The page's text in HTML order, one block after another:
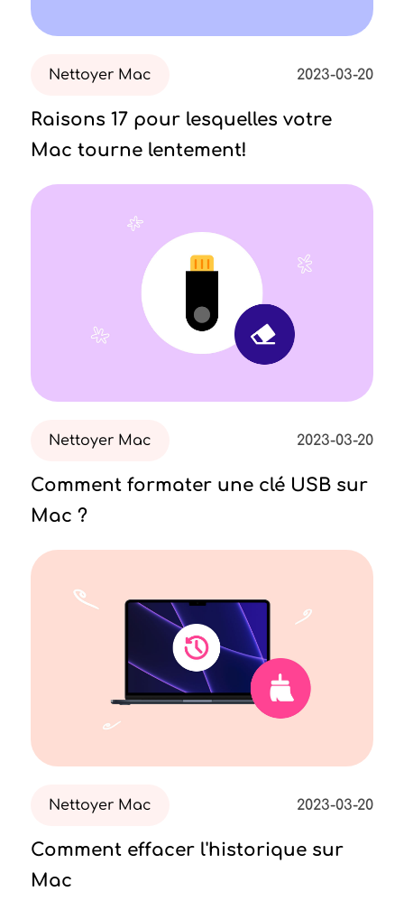
Nettoyer Mac 2023-03-20
Raisons 17 pour lesquelles votre
Mac tourne lentement!
Nettoyer Mac 2023-03-20
Comment formater une clé USB sur
Mac ?
Nettoyer Mac 2023-03-20
Comment effacer l'historique sur
Mac